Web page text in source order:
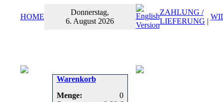
HOME
Donnerstag,
6. August 2026
ZAHLUNG /
LIEFERUNG |
Warenkorb
Menge:
0